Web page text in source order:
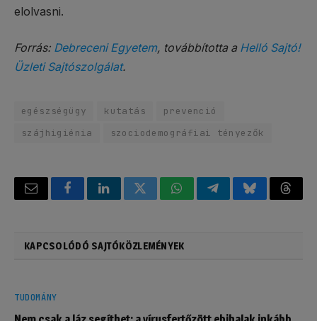
elolvasni.
Forrás: Debreceni Egyetem, továbbította a Helló Sajtó!
Üzleti Sajtószolgálat.
egészségügy kutatás
prevenció
szájhigiénia
szociodemográfiai tényezők
Email FacebookLinkedInTwitterWhatsAppTelegramBluesky
KAPCSOLÓDÓ SAJTÓKÖZLEMÉNYEK
TUDOMÁNY